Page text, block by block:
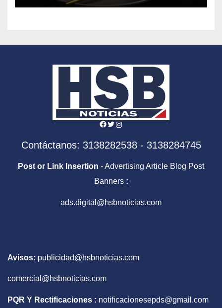
Facebook
Twitter
Instagram
Contáctanos: 3138282538 - 3138284745
Post or Link Insertion - Advertising Article Blog Post
Banners :
ads.digital@hsbnoticias.com
Avisos: publicidad@hsbnoticias.com
comercial@hsbnoticias.com
PQR Y Rectificaciones : notificacionesepds@gmail.com